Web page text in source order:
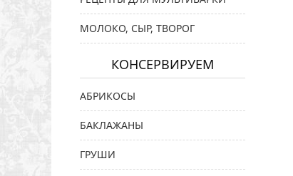
МОЛОКО, СЫР, ТВОРОГ
КОНСЕРВИРУЕМ
АБРИКОСЫ
БАКЛАЖАНЫ
ГРУШИ